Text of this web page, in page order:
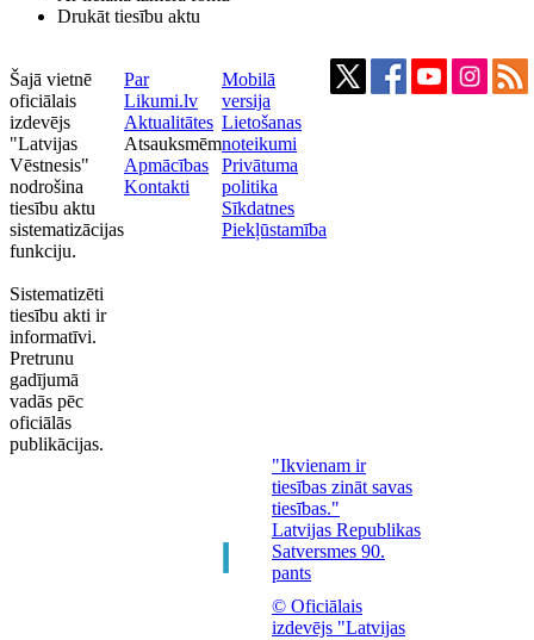
Drukāt tiesību aktu
Šajā vietnē
oficiālais
izdevējs
"Latvijas
Vēstnesis"
nodrošina
tiesību aktu
sistematizācijas
funkciju.
Sistematizēti
tiesību akti ir
informatīvi.
Pretrunu
gadījumā
vadās pēc
oficiālās
publikācijas.
Par
Likumi.lv
Aktualitātes
Atsauksmēm
Apmācības
Kontakti
Mobilā
versija
Lietošanas
noteikumi
Privātuma
politika
Sīkdatnes
Piekļūstamība
"Ikvienam ir
tiesības zināt savas
tiesības."
Latvijas Republikas
Satversmes 90.
pants
© Oficiālais
izdevējs "Latvijas